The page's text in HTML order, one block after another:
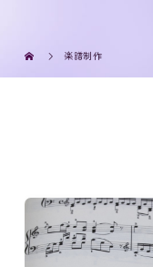
楽譜制作